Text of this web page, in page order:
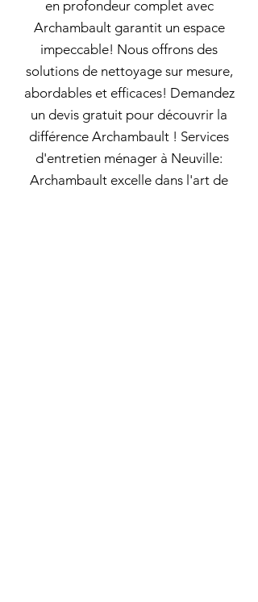
en profondeur complet avec
Archambault garantit un espace
impeccable! Nous offrons des
solutions de nettoyage sur mesure,
abordables et efficaces! Demandez
un devis gratuit pour découvrir la
différence Archambault ! Services
d'entretien ménager à Neuville:
Archambault excelle dans l'art de